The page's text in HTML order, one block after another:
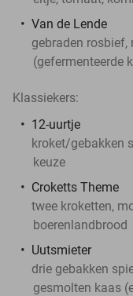
Van de Lende
gebraden
(gefermenteerde
Klassiekers:
12-uurtje
kroket/gebakken
keuze
Croketts Theme
twee kroketten,
boerenlandbrood
Uutsmieter
drie gebakken
gesmolten kaas